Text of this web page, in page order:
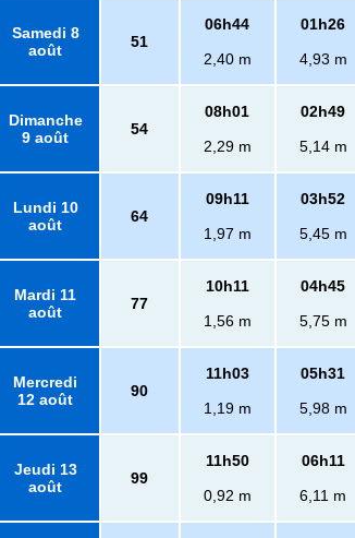
Samedi 8
août
51
06h44
2,40 m
01h26
4,93 m
Dimanche
9 août
54
08h01
2,29 m
02h49
5,14 m
Lundi 10
août
64
09h11
1,97 m
03h52
5,45 m
Mardi 11
août
77
10h11
1,56 m
04h45
5,75 m
Mercredi
12 août
90
11h03
1,19 m
05h31
5,98 m
Jeudi 13
août
99
11h50
0,92 m
06h11
6,11 m